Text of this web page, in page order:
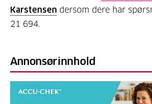
Karstensen dersom dere har
21 694.
Annonsørinnhold